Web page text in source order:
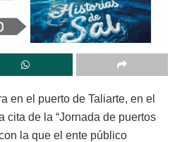
en el puerto de Taliarte, en el
cita de la “Jornada de puertos
la que el ente público